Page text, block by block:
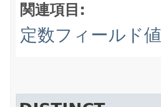
関連項目:
定数フィールド値